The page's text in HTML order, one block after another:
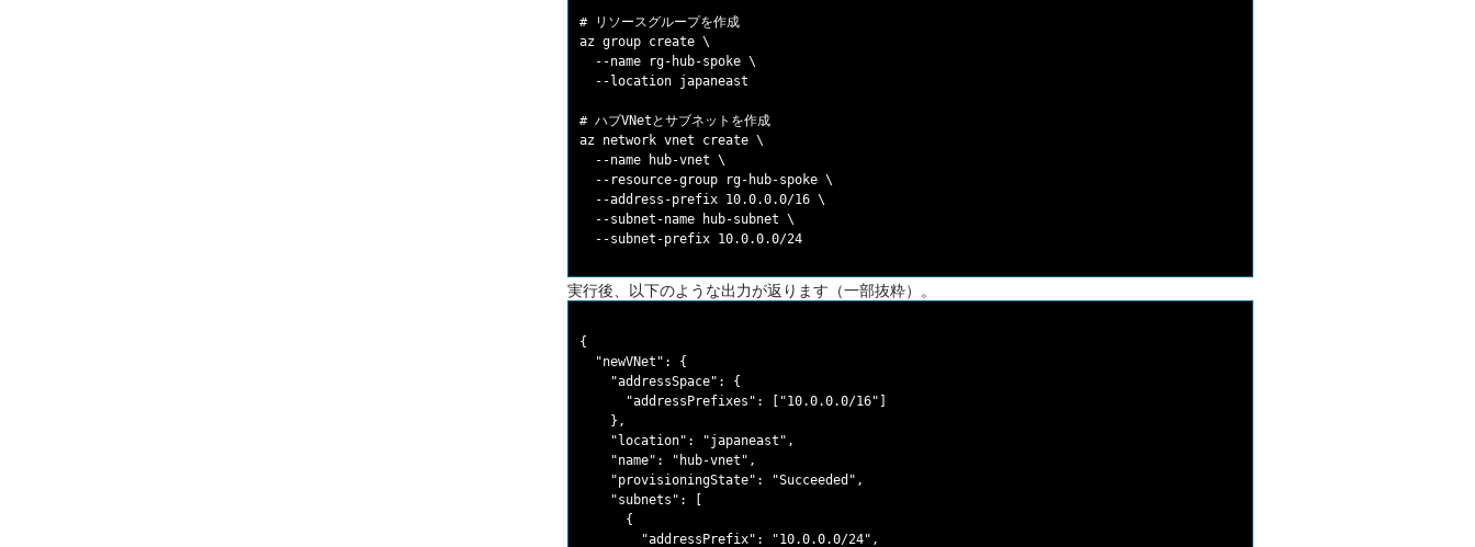
# リソースグループを作成
az group create \
  --name rg-hub-spoke \
  --location japaneast
# ハブVNetとサブネットを作成
az network vnet create \
  --name hub-vnet \
  --resource-group rg-hub-spoke \
  --address-prefix 10.0.0.0/16 \
  --subnet-name hub-subnet \
実行後、以下のような出力が返ります（一部抜粋）。
{
  "newVNet": {
    "addressSpace": {
      "addressPrefixes": ["10.0.0.0/16"]
    },
    "location": "japaneast",
    "name": "hub-vnet",
    "provisioningState": "Succeeded",
    "subnets": [
      {
        "addressPrefix": "10.0.0.0/24",